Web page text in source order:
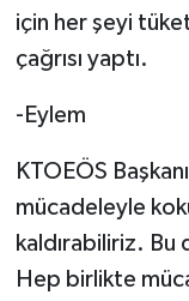
için her şeyi
çağrısı yaptı.
-Eylem
KTOEÖS
mücadeleyle
kaldırabiliriz.
Hep birlikte